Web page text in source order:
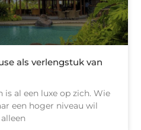
als verlengstuk van
is al een luxe op zich. Wie
een hoger niveau wil